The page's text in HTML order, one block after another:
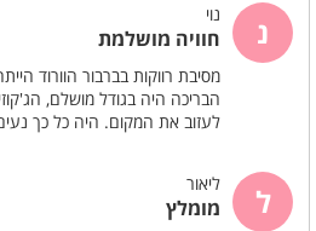
עיצוב המקום
חבילות למסיבות רווקות
כיבוד קל
כיריים גז
תנור אפייה
נ נוי
חוויה מושלמת
מסיבת רווקות בברבור הוורוד
הבריכה היה בגודל מושלם,
לעזוב את המקום. היה כל כך
ל ליאור
מומלץ